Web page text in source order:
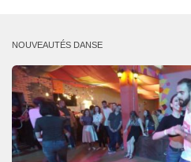
NOUVEAUTÉS DANSE